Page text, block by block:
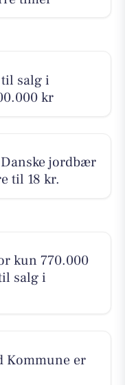
salg i
kr
jordbær
til 18 kr.
kun 770.000
salg i
Kommune er